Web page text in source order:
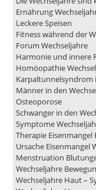
Ernährung
Leckere Speisen
Fitness während der
Forum Wechseljahre
Harmonie und innere
Homöopathie
Karpaltunnelsyndrom
Männer in den
Osteoporose
Schwanger in den
Symptome
Therapie
Ursache Eisenmangel
Menstruation
Wechseljahre
Wechseljahre Haut –